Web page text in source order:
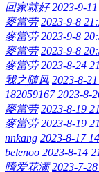
回家就好 2023-9-
麥當劳 2023-9-8
麥當劳 2023-9-8
麥當劳 2023-9-8
麥當劳 2023-8-24
我之随风 2023-8-
182059167 2023-8-
麥當劳 2023-8-19
麥當劳 2023-8-19
nnkang 2023-8-17
belenoo 2023-8-14
嗜爱花满 2023-7-